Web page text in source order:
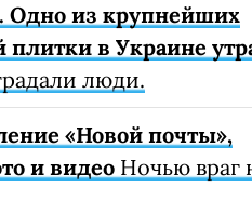
Одно из крупнейших
в Украине
люди.
«Новой почты»,
и видео Ночью враг